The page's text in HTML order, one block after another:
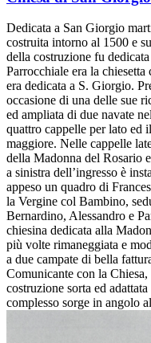
Dedicata a San Giorgio
costruita intorno al 1500 e
della costruzione fu
Parrocchiale era la
era dedicata a S. Giorgio.
occasione di una delle sue
ed ampliata di due navate
quattro cappelle per lato ed
maggiore. Nelle cappelle
della Madonna del Rosario
a sinistra dell’ingresso è
appeso un quadro di
la Vergine col Bambino,
Bernardino, Alessandro e
chiesina dedicata alla
più volte rimaneggiata e
a due campate di bella
Comunicante con la
costruzione sorta ed
complesso sorge in angolo